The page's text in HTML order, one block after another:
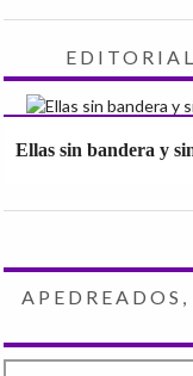
Ellas sin bandera y